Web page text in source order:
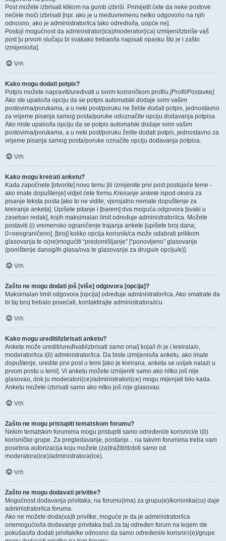
Post možete izbrisati klikom na gumb izbriši. Primijetit ćete da neke postove
nećete moći izbrisati [npr. ako je u međuvremenu netko odgovorio na njih
odnosno, ako je administrator/ica tako odredio/la, uopće ne].
Postoji mogućnost da administrator(ica)/moderator(ica) izmijeni/izbriše vaš
post [u prvom slučaju bi svakako trebao/la napisati opasku što je i zašto
izmijenio/la].
Vrh
Kako mogu dodati potpis?
Potpis možete napraviti/uređivati u svom korisničkom profilu [Profil/Postavke].
Ako ste upalio/la opciju da se potpis automatski dodaje svim vašim
postovima/porukama, a u neki post/poruku ne želite dodati potpis, jednostavno
za vrijeme pisanja samog posta/poruke odoznačite opciju dodavanja potpisa.
Ako niste upalio/la opciju da se potpis automatski dodaje svim vašim
postovima/porukama, a u neki post/poruku želite dodati potpis, jednostavno za
vrijeme pisanja samog posta/poruke označite opciju dodavanja potpisa.
Vrh
Kako mogu kreirati anketu?
Kada započnete [otvorite] novu temu [ili izmijenite prvi post postojeće teme -
ako imate dopuštenje] vidjet ćete formu Kreiranje ankete ispod okvira za
pisanje teksta posta [ako to ne vidite, vjerojatno nemate dopuštenje za
kreiranje anketa]. Upišete pitanje i [barem] dva moguća odgovora [svaki u
zaseban redak], kojih maksimalan limit određuje administrator/ica. Možete
postaviti (i) vremensko ograničenje trajanja ankete [upišete broj dana;
0=neograničeno], [broj] koliko opcija korisnik/ca može odabrati prilikom
glasovanja te o(ne)mogućiti “predomišljanje” [“ponovljeno” glasovanje
(poništenje danog/ih glasa/ova te glasovanje za drugu/e opciju/e)].
Vrh
Zašto ne mogu dodati još [više] odgovora [opcija]?
Maksimalan limit odgovora [opcija] određuje administrator/ica. Ako smatrate da
bi taj broj trebalo povećati, kontaktirajte administratora/icu.
Vrh
Kako mogu urediti/izbrisati anketu?
Ankete može urediti/uređivati/izbrisati samo ona/j koja/i ih je i kreirala/o,
moderator/ica i(li) administrator/ica. Da biste izmijenio/la anketu, ako imate
dopuštenje, uredite prvi post u temi [ako je kreirana, anketa se uvijek nalazi u
prvom postu u temi]. Vi anketu možete izmijeniti samo ako nitko još nije
glasovao, dok ju moderatori(ce)/administratori(ce) mogu mijenjati bilo kada.
Anketu možete izbrisati samo ako nitko još nije glasovao.
Vrh
Zašto ne mogu pristupiti tematskom forumu?
Nekim tematskim forumima mogu pristupiti samo određeni/e korisnici/e i(li)
korisničke grupe. Za pregledavanje, postanje... na takvim forumima treba vam
posebna autorizacija koju možete (za)tražiti/dobiti samo od
moderatora(ice)/administratora(ice).
Vrh
Zašto ne mogu dodavati privitke?
Mogućnost dodavanja privitaka, na forumu(ima) za grupu(e)/korisnika(cu) daje
administrator/ica foruma.
Ako ne možete doda(va)ti privitke, moguće je da je administrator/ica
onemogućio/la dodavanje privitaka baš za taj određen forum na kojem ste
pokušao/la dodati privitak/ke odnosno da samo određeni/e korisnici(e)/grupe